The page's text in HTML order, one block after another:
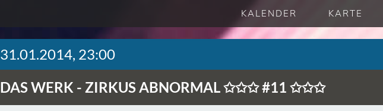
KALENDER KARTE
31.01.2014, 23:00
DAS WERK - ZIRKUS ABNORMAL ✩✩✩ #11 ✩✩✩